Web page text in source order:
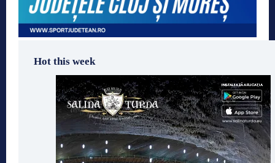
Hot this week